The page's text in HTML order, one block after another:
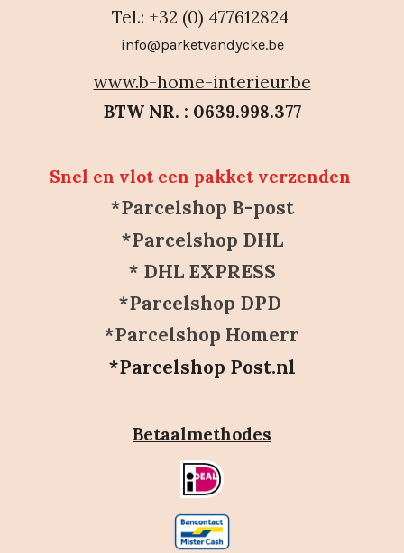
Tel.: +32 (0) 477612824
info@parketvandycke.be
www.b-home-interieur.be
BTW NR. : 0639.998.377
Snel en vlot een pakket verzenden
*Parcelshop B-post
*Parcelshop DHL
* DHL EXPRESS
*Parcelshop DPD
*Parcelshop Homerr
*Parcelshop Post.nl
Betaalmethodes